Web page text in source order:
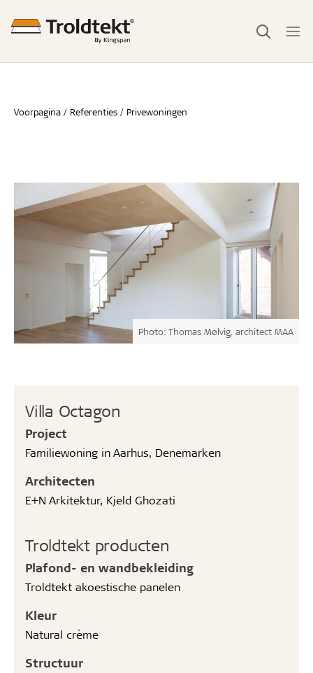
Voorpagina Referenties Privewoningen
Photo: Thomas Mølvig, architect MAA
Villa Octagon
Project
Familiewoning in Aarhus, Denemarken
Architecten
E+N Arkitektur, Kjeld Ghozati
Troldtekt producten
Plafond- en wandbekleiding
Troldtekt akoestische panelen
Kleur
Natural crème
Structuur